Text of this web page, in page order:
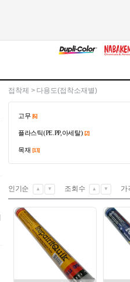
접착제 > 다용도(접착소재별)
고무 [6]
플라스틱(PE.PP,아세탈) [2]
목재 [13]
인기순 ▲ ▼ 조회수 ▲ ▼ 가